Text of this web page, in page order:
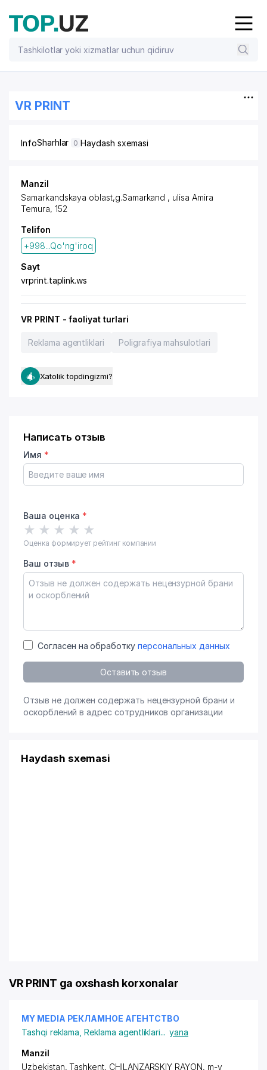
VR PRINT
InfoSharhlar 0 Haydash sxemasi
Manzil
Samarkandskaya oblast,g.Samarkand , ulisa Amira
Temura, 152
Telifon
+998...Qo'ng'iroq
Sayt
vrprint.taplink.ws
VR PRINT - faoliyat turlari
Reklama agentliklari Poligrafiya mahsulotlari
Xatolik topdingizmi?
Написать отзыв
Имя *
Ваша оценка *
★ ★ ★ ★ ★
Оценка формирует рейтинг компании
Ваш отзыв *
Согласен на обработку персональных данных
Оставить отзыв
Отзыв не должен содержать нецензурной брани и
оскорблений в адрес сотрудников организации
Haydash sxemasi
VR PRINT ga oxshash korxonalar
MY MEDIA РЕКЛАМНОЕ АГЕНТСТВО
Tashqi reklama ,Reklama agentliklari... yana
Manzil
Uzbekistan, Tashkent, CHILANZARSKIY RAYON, m-v